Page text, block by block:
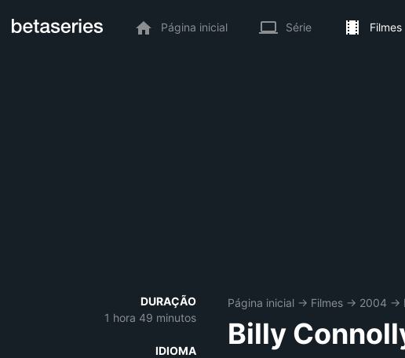
Página inicial Série Filmes
DURAÇÃO
1 hora 49 minutos
IDIOMA
Página inicial → Filmes → 2004 →
Billy